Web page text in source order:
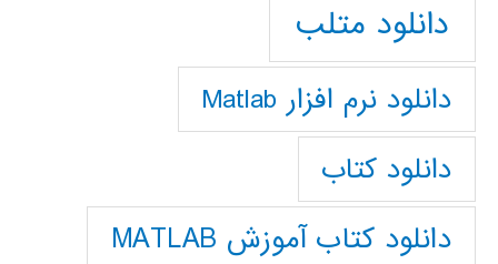
دانلود متلب
دانلود نرم افزار Matlab
دانلود کتاب
دانلود کتاب آموزش MATLAB